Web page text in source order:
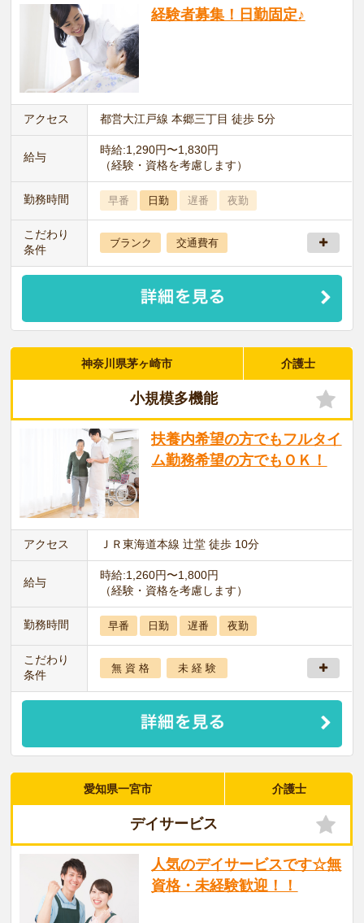
経験者募集！日勤固定♪
アクセス 都営大江戸線 本郷三丁目 徒歩 5分
給与
時給:1,290円〜1,830円
（経験・資格を考慮します）
勤務時間 早番 日勤 遅番 夜勤
こだわり
条件
ブランク 交通費有
神奈川県茅ヶ崎市 介護士
小規模多機能
扶養内希望の方でもフルタイ
ム勤務希望の方でもＯＫ！
アクセス ＪＲ東海道本線 辻堂 徒歩 10分
給与
時給:1,260円〜1,800円
（経験・資格を考慮します）
勤務時間 早番 日勤 遅番 夜勤
こだわり
条件
無 資 格 未 経 験
愛知県一宮市 介護士
デイサービス
人気のデイサービスです☆無
資格・未経験歓迎！！